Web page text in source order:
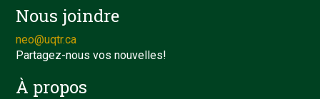
Nous joindre
neo@uqtr.ca
Partagez-nous vos nouvelles!
À propos